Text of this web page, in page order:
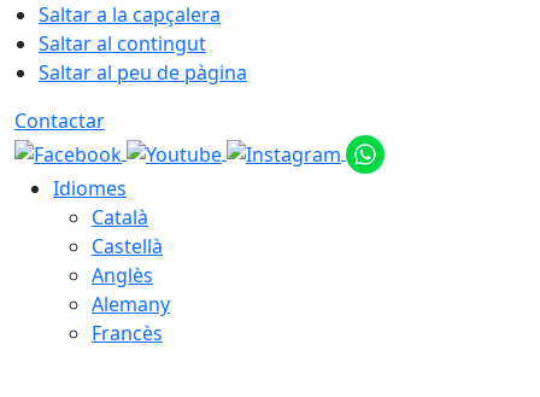
Saltar a la capçalera
Saltar al contingut
Saltar al peu de pàgina
Contactar
Idiomes
Català
Castellà
Anglès
Alemany
Francès